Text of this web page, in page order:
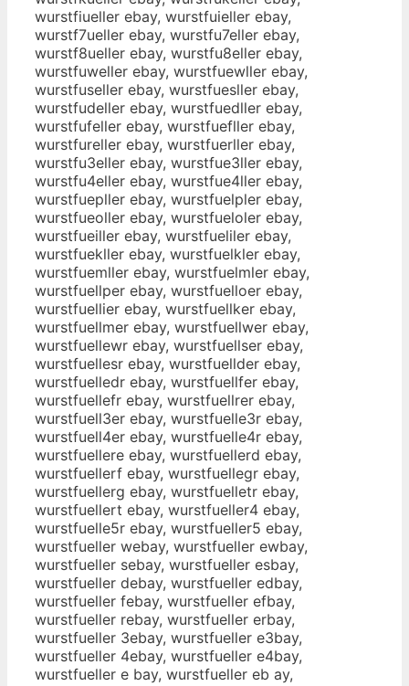
wurstfiueller ebay, wurstfuieller ebay,
wurstf7ueller ebay, wurstfu7eller ebay,
wurstf8ueller ebay, wurstfu8eller ebay,
wurstfuweller ebay, wurstfuewller ebay,
wurstfuseller ebay, wurstfuesller ebay,
wurstfudeller ebay, wurstfuedller ebay,
wurstfufeller ebay, wurstfuefller ebay,
wurstfureller ebay, wurstfuerller ebay,
wurstfu3eller ebay, wurstfue3ller ebay,
wurstfu4eller ebay, wurstfue4ller ebay,
wurstfuepller ebay, wurstfuelpler ebay,
wurstfueoller ebay, wurstfueloler ebay,
wurstfueiller ebay, wurstfueliler ebay,
wurstfuekller ebay, wurstfuelkler ebay,
wurstfuemller ebay, wurstfuelmler ebay,
wurstfuellper ebay, wurstfuelloer ebay,
wurstfuellier ebay, wurstfuellker ebay,
wurstfuellmer ebay, wurstfuellwer ebay,
wurstfuellewr ebay, wurstfuellser ebay,
wurstfuellesr ebay, wurstfuellder ebay,
wurstfuelledr ebay, wurstfuellfer ebay,
wurstfuellefr ebay, wurstfuellrer ebay,
wurstfuell3er ebay, wurstfuelle3r ebay,
wurstfuell4er ebay, wurstfuelle4r ebay,
wurstfuellere ebay, wurstfuellerd ebay,
wurstfuellerf ebay, wurstfuellegr ebay,
wurstfuellerg ebay, wurstfuelletr ebay,
wurstfuellert ebay, wurstfueller4 ebay,
wurstfuelle5r ebay, wurstfueller5 ebay,
wurstfueller webay, wurstfueller ewbay,
wurstfueller sebay, wurstfueller esbay,
wurstfueller debay, wurstfueller edbay,
wurstfueller febay, wurstfueller efbay,
wurstfueller rebay, wurstfueller erbay,
wurstfueller 3ebay, wurstfueller e3bay,
wurstfueller 4ebay, wurstfueller e4bay,
wurstfueller e bay, wurstfueller eb ay,